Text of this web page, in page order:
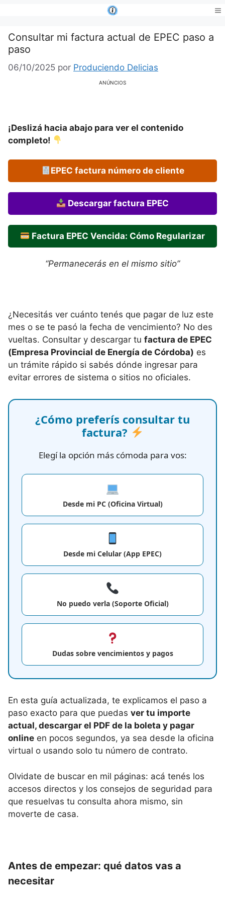
contenido
Consultar mi factura actual de EPEC paso a
paso
06/10/2025 por Produciendo Delicias
ANÚNCIOS
¡Deslizá hacia abajo para ver el contenido
completo!
EPEC factura número de cliente
Descargar factura EPEC
Factura EPEC Vencida: Cómo Regularizar
“Permanecerás en el mismo sitio”
¿Necesitás ver cuánto tenés que pagar de luz este
mes o se te pasó la fecha de vencimiento? No des
vueltas. Consultar y descargar tu factura de EPEC
(Empresa Provincial de Energía de Córdoba) es
un trámite rápido si sabés dónde ingresar para
evitar errores de sistema o sitios no oficiales.
¿Cómo preferís consultar tu
factura?
Elegí la opción más cómoda para vos:
Desde mi PC (Oficina Virtual)
Desde mi Celular (App EPEC)
No puedo verla (Soporte Oficial)
Dudas sobre vencimientos y pagos
En esta guía actualizada, te explicamos el paso a
paso exacto para que puedas ver tu importe
actual, descargar el PDF de la boleta y pagar
online en pocos segundos, ya sea desde la oficina
virtual o usando solo tu número de contrato.
Olvidate de buscar en mil páginas: acá tenés los
accesos directos y los consejos de seguridad para
que resuelvas tu consulta ahora mismo, sin
moverte de casa.
Antes de empezar: qué datos vas a
necesitar